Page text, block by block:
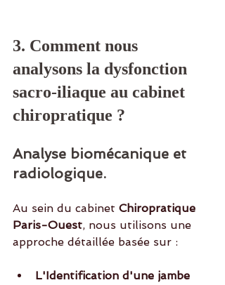
3. Comment nous
analysons la dysfonction
sacro-iliaque au cabinet
chiropratique ?
Analyse biomécanique et
radiologique.
Au sein du cabinet Chiropratique
Paris-Ouest, nous utilisons une
approche détaillée basée sur :
L'Identification d'une jambe